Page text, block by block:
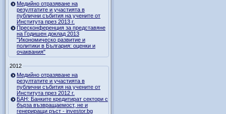
Медийно отразяване на
резултатите и участията в
публични събития на учените от
Института през 2013 г.
Пресконференция за представяне
на Годишен доклад 2013
"Икономическо развитие и
политики в България: оценки и
очаквания"
2012
Медийно отразяване на
резултатите и участията в
публични събития на учените от
Института през 2012 г.
БАН: Банките кредитират сектори с
бърза възвращаемост, не и
генериращи ръст - investor.bg